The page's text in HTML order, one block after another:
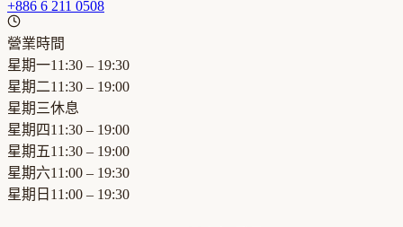
+886 6 211 0508
營業時間
星期一11:30 – 19:30
星期二11:30 – 19:00
星期三休息
星期四11:30 – 19:00
星期五11:30 – 19:00
星期六11:00 – 19:30
星期日 11:00 – 19:30